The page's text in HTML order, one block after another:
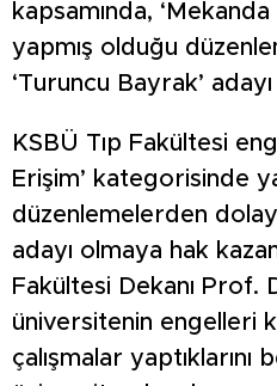
kapsamında, ‘Mekanda
yapmış olduğu
‘Turuncu Bayrak’
KSBÜ Tıp Fakültesi
Erişim’ kategorisinde
düzenlemelerden
adayı olmaya hak
Fakültesi Dekanı Prof.
üniversitenin engelleri
çalışmalar